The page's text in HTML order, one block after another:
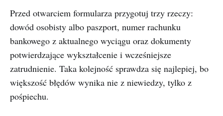
Przed otwarciem formularza przygotuj trzy rzeczy:
dowód osobisty albo paszport, numer rachunku
bankowego z aktualnego wyciągu oraz dokumenty
potwierdzające wykształcenie i wcześniejsze
zatrudnienie. Taka kolejność sprawdza się najlepiej, bo
większość błędów wynika nie z niewiedzy, tylko z
pośpiechu.